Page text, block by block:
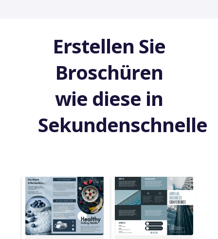
Erstellen Sie
Broschüren
wie diese in
Sekundenschnelle